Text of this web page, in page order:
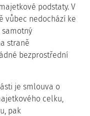
podstaty. V
vůbec nedochází ke
straně
bezprostřední
je smlouva o
celku,
pak